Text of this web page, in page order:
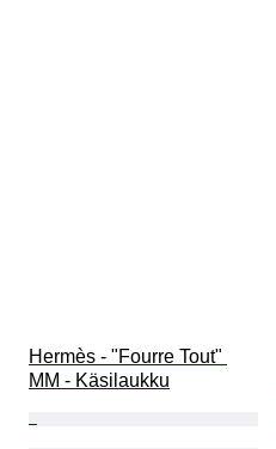
Hermès - "Fourre Tout"
MM - Käsilaukku